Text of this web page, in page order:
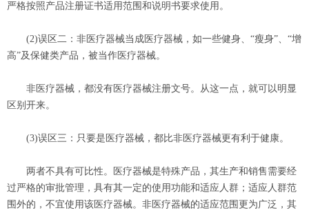
严格按照产品注册证书适用范围和说明书要求使用。
(2)误区二：非医疗器械当成医疗器械，如一些健身、“瘦身”、“增
高”及保健类产品，被当作医疗器械。
非医疗器械，都没有医疗器械注册文号。从这一点，就可以明显
区别开来。
(3)误区三：只要是医疗器械，都比非医疗器械更有利于健康。
两者不具有可比性。医疗器械是特殊产品，其生产和销售需要经
过严格的审批管理，具有其一定的使用功能和适应人群；适应人群范
围外的，不宜使用该医疗器械。非医疗器械的适应范围更为广泛，其